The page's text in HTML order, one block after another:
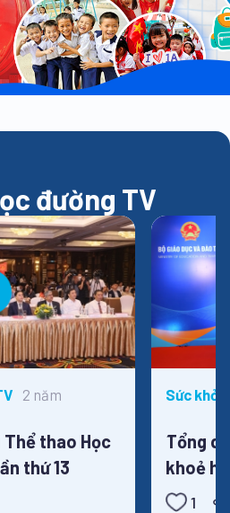
đường TV
2 năm
Thể thao Học
thứ 13
Sức
Tổng
khoẻ
2025
1